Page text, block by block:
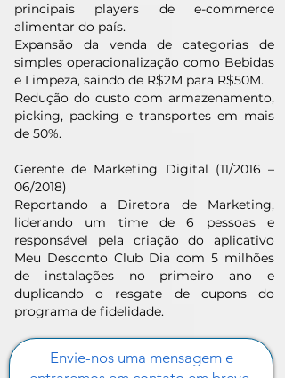
principais players de e-commerce
alimentar do país.
Expansão da venda de categorias de
simples operacionalização como Bebidas
e Limpeza, saindo de R$2M para R$50M.
Redução do custo com armazenamento,
picking, packing e transportes em mais
de 50%.
Gerente de Marketing Digital (11/2016 –
06/2018)
Reportando a Diretora de Marketing,
liderando um time de 6 pessoas e
responsável pela criação do aplicativo
Meu Desconto Club Dia com 5 milhões
de instalações no primeiro ano e
duplicando o resgate de cupons do
programa de fidelidade.
Envie-nos uma mensagem e